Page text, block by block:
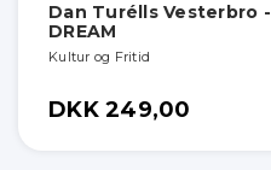
Dan Turélls Vesterbro
DREAM
Kultur og Fritid
DKK 249,00